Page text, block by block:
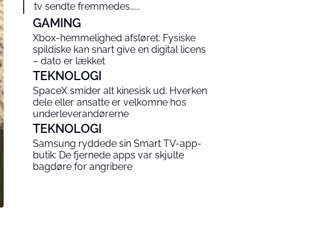
tv sendte fremmedes…...
GAMING
Xbox-hemmelighed afsløret: Fysiske
spildiske kan snart give en digital licens
– dato er lækket
TEKNOLOGI
SpaceX smider alt kinesisk ud: Hverken
dele eller ansatte er velkomne hos
underleverandørerne
TEKNOLOGI
Samsung ryddede sin Smart TV-app-
butik: De fjernede apps var skjulte
bagdøre for angribere